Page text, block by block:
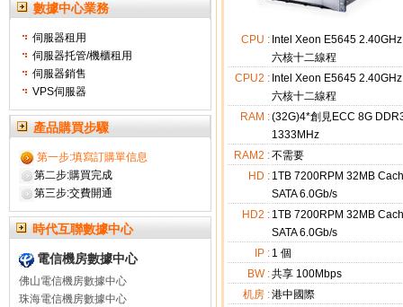
數據中心業務
伺服器租用
伺服器托管/機櫃租用
伺服器銷售
VPS伺服器
產品購買步驟
第一步:填寫訂購單信息
第二步:購買完成
第三步:交費開通
時代互聯數據中心
電信機房數據中心
佛山電信機房數據中心
珠海電信機房數據中心
CPU : Intel Xeon E5645 2.40GHz
六核十二線程
CPU2 : Intel Xeon E5645 2.40GHz
六核十二線程
RAM :(32G)4*創見ECC 8G
1333MHz
RAM2 :不需要
HD : 1TB 7200RPM 32MB
SATA 6.0Gb/s
HD2 : 1TB 7200RPM 32MB
SATA 6.0Gb/s
IP : 1 個
BW :共享 100Mbps
机房 :港中國際